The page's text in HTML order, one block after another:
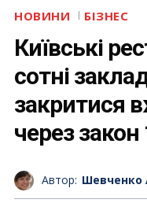
НОВИНИ БІЗНЕС
Київські
сотні
закритися
через
Автор: Шевченко